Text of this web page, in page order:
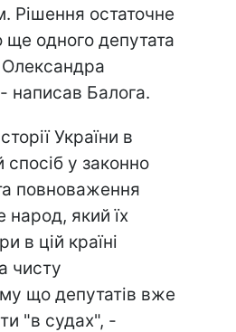
Рішення остаточне
ще одного депутата
написав Балога.
України в
спосіб у законно
повноваження
народ, який їх
в цій країні
чисту
що депутатів вже
"в судах", -